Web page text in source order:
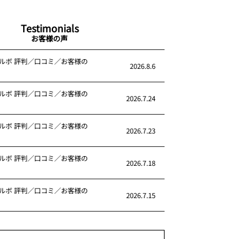
Testimonials
お客様の声
ボ 評判／口コミ／お客様の
2026.8.6
ボ 評判／口コミ／お客様の
2026.7.24
ボ 評判／口コミ／お客様の
2026.7.23
ボ 評判／口コミ／お客様の
2026.7.18
ボ 評判／口コミ／お客様の
2026.7.15